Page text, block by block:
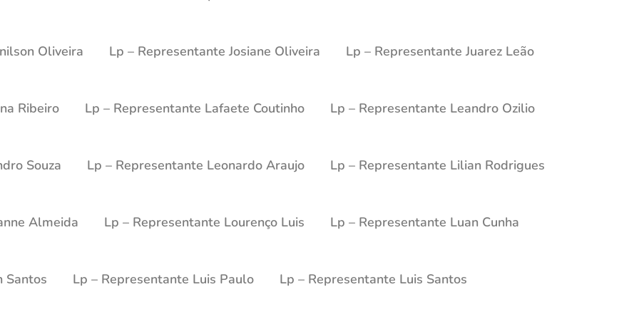
Oliveira Lp – Representante Josiane Oliveira Lp – Representante Juarez Leão
Ribeiro Lp – Representante Lafaete Coutinho Lp – Representante Leandro Ozilio
Souza Lp – Representante Leonardo Araujo Lp – Representante Lilian Rodrigues
Almeida Lp – Representante Lourenço Luis Lp – Representante Luan Cunha
Santos Lp – Representante Luis Paulo Lp – Representante Luis Santos